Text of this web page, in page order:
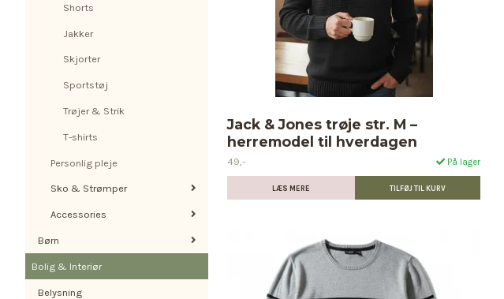
Shorts
Jakker
Skjorter
Sportstøj
Trøjer & Strik
T-shirts
Personlig pleje
Sko & Strømper
Accessories
Børn
Bolig & Interiør
Belysning
Jack & Jones trøje str. M –
herremodel til hverdagen
49,- På lager
LÆS MERE